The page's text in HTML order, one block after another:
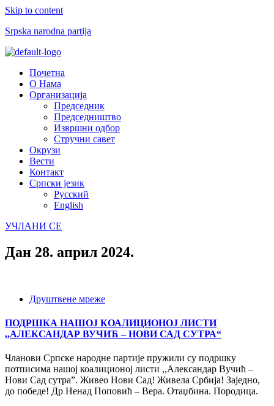
Skip to content
Srpska narodna partija
Menu
Почетна
О Нама
Организација
Председник
Председништво
Извршни одбор
Стручни савет
Окрузи
Вести
Контакт
Српски језик
Русский
English
УЧЛАНИ СЕ
Дан 28. април 2024.
Друштвене мреже
ПОДРШКА НАШОЈ КОАЛИЦИОНОЈ ЛИСТИ
,,АЛЕКСАНДАР ВУЧИЋ – НОВИ САД СУТРА“
Чланови Српске народне партије пружили су подршку
потписима нашој коалиционој листи ,,Александар Вучић –
Нови Сад сутра”. Живео Нови Сад! Живела Србија! Заједно,
до победе! Др Ненад Поповић – Вера. Отаџбина. Породица.